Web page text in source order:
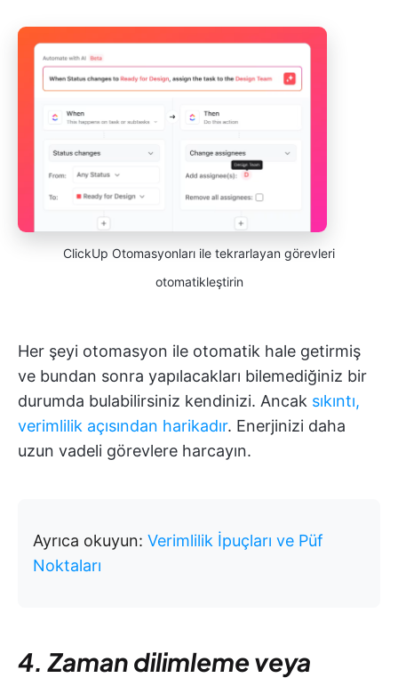
ClickUp Otomasyonları ile tekrarlayan görevleri
otomatikleştirin
Her şeyi otomasyon ile otomatik hale getirmiş
ve bundan sonra yapılacakları bilemediğiniz bir
durumda bulabilirsiniz kendinizi. Ancak sıkıntı,
verimlilik açısından harikadır. Enerjinizi daha
uzun vadeli görevlere harcayın.
Ayrıca okuyun: Verimlilik İpuçları ve Püf
Noktaları
4. Zaman dilimleme veya